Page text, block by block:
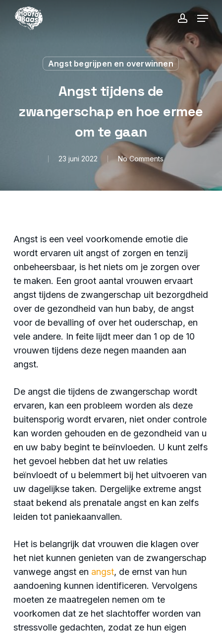
account
Menu
Angst begrijpen en overwinnen
Angst tijdens de
zwangerschap en hoe ermee
om te gaan
23 juni 2022 No Comments
Angst is een veel voorkomende emotie die
wordt ervaren uit angst of zorgen en tenzij
onbeheersbaar, is het niets om je zorgen over
te maken. Een groot aantal vrouwen ervaart
angst tijdens de zwangerschap uit bezorgdheid
over de gezondheid van hun baby, de angst
voor de bevalling of over het ouderschap, en
vele andere. In feite lijdt meer dan 1 op de 10
vrouwen tijdens deze negen maanden aan
angst.
De angst die tijdens de zwangerschap wordt
ervaren, kan een probleem worden als deze
buitensporig wordt ervaren, niet onder controle
kan worden gehouden en de gezondheid van u
en uw baby begint te beïnvloeden. U kunt zelfs
het gevoel hebben dat het uw relaties
beïnvloedt of u belemmert bij het uitvoeren van
uw dagelijkse taken. Dergelijke extreme angst
staat bekend als prenatale angst en kan zelfs
leiden tot paniekaanvallen.
Het is belangrijk dat vrouwen die klagen over
het niet kunnen genieten van de zwangerschap
vanwege angst en angst, de ernst van hun
aandoening kunnen identificeren. Vervolgens
moeten ze maatregelen nemen om te
voorkomen dat ze het slachtoffer worden van
stressvolle gedachten, zodat ze hun eigen